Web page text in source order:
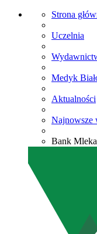
Strona
Uczelnia
Medyk
Aktualności
Najnowsze
Bank